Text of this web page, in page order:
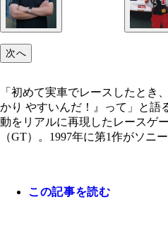
ラフィックだ (c)2023
Developed by
are registered
owners. Any depiction
entities, businesses, or
imply any sponsorship
party or parties. All
スーパーGT第5戦鈴
もてぎスーパー耐久
を目標に、日々鍛錬
次へ
「初めて実車でレースしたとき
かり やすいんだ！』って」と語
動をリアルに再現したレースゲ
（GT）。1997年に第1作がソニ
この記事を読む